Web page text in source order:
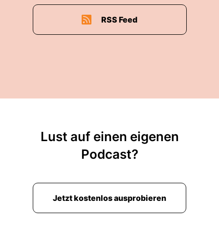
RSS Feed
Lust auf einen eigenen
Podcast?
Jetzt kostenlos ausprobieren